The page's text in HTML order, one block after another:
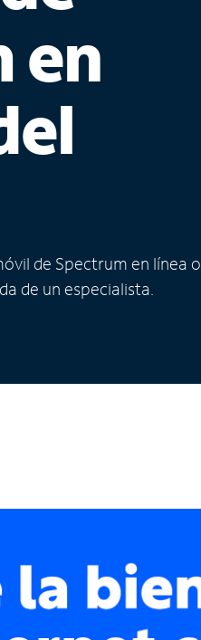
en
de Spectrum en línea o
de un especialista.